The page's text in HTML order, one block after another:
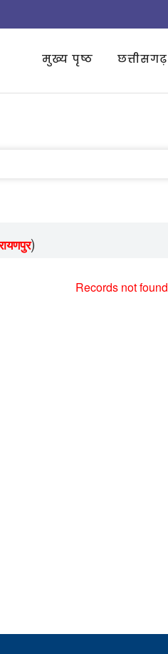
मुख्य पृष्ठ छत्तीसगढ़
)
Records not found